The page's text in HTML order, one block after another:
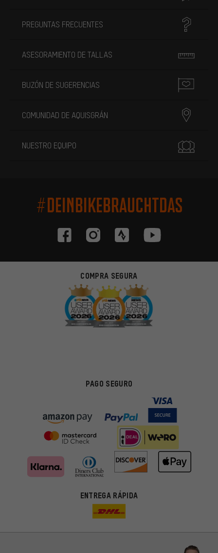
PREGUNTAS FRECUENTES
ASESORAMIENTO DE TALLAS
BUZÓN DE SUGERENCIAS
COMUNIDAD DE AQUISGRÁN
NUESTRO EQUIPO
#DEINBIKEBRAUCHTDAS
COMPRA SEGURA
PAGO SEGURO
ENTREGA RÁPIDA